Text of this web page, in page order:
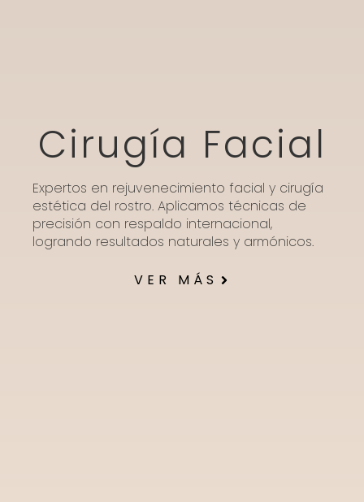
Cirugía Facial
Expertos en rejuvenecimiento facial y cirugía
estética del rostro. Aplicamos técnicas de
precisión con respaldo internacional,
logrando resultados naturales y armónicos.
VER MÁS